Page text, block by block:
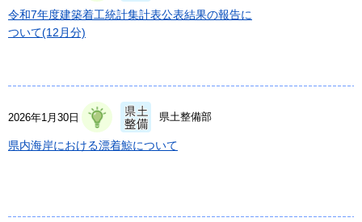
令和7年度建築着工統計集計表公表結果の報告に
ついて(12月分)
2026年1月30日 県土整備部
県内海岸における漂着鯨について